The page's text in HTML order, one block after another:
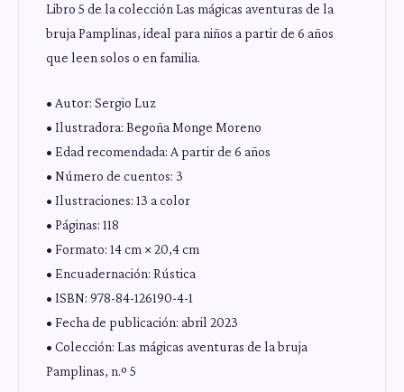
Libro 5 de la colección Las mágicas aventuras de la
bruja Pamplinas, ideal para niños a partir de 6 años
que leen solos o en familia.
• Autor: Sergio Luz
• Ilustradora: Begoña Monge Moreno
• Edad recomendada: A partir de 6 años
• Número de cuentos: 3
• Ilustraciones: 13 a color
• Páginas: 118
• Formato: 14 cm × 20,4 cm
• Encuadernación: Rústica
• ISBN: 978-84-126190-4-1
• Fecha de publicación: abril 2023
• Colección: Las mágicas aventuras de la bruja
Pamplinas, n.º 5